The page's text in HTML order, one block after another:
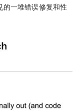
的一堆错误修复和性